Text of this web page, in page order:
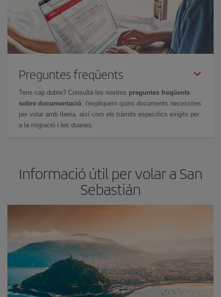
Preguntes freqüents
Tens cap dubte? Consulta les nostres preguntes freqüents
sobre documentació: t'expliquem quins documents necessites
per volar amb Iberia, així com els tràmits específics exigits per
a la migració i les duanes.
Informació útil per volar a San
Sebastián